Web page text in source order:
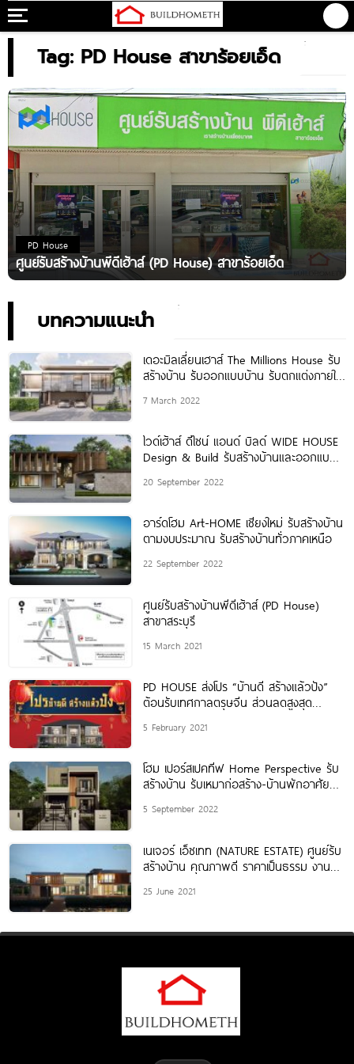
Tag: PD House สาขาร้อยเอ็ด
PD House
ศูนย์รับสร้างบ้านพีดีเฮ้าส์ (PD House) สาขาร้อยเอ็ด
บทความแนะนำ
เดอะมิลเลี่ยนเฮาส์ The Millions House รับ
สร้างบ้าน รับออกแบบบ้าน รับตกแต่งภายใน
7 March 2022
ไวด์เฮ้าส์ ดีไซน์ แอนด์ บิลด์ WIDE HOUSE
Design & Build รับสร้างบ้านและออกแบบ
20 September 2022
อาร์ดโฮม Art-HOME เชียงใหม่ รับสร้างบ้าน
ตามงบประมาณ รับสร้างบ้านทั่วภาคเหนือ
22 September 2022
ศูนย์รับสร้างบ้านพีดีเฮ้าส์ (PD House)
สาขาสระบุรี
15 March 2021
PD HOUSE ส่งโปร “บ้านดี สร้างแล้วปัง”
ต้อนรับเทศกาลตรุษจีน ส่วนลดสูงสุด
5 February 2021
โฮม เปอร์สเปคทีฟ Home Perspective รับ
สร้างบ้าน รับเหมาก่อสร้าง-บ้านพักอาศัยทุก
5 September 2022
เนเจอร์ เอ็ซเทท (NATURE ESTATE) ศูนย์รับ
สร้างบ้าน คุณภาพดี ราคาเป็นธรรม งาน
25 June 2021